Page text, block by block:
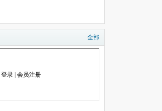
全部
登录| 会员注册